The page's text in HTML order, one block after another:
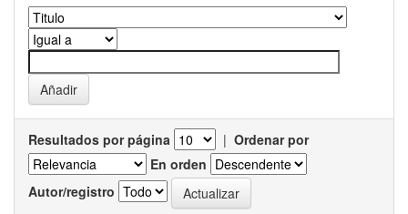
Resultados por página | Ordenar por
En orden
Autor/registro